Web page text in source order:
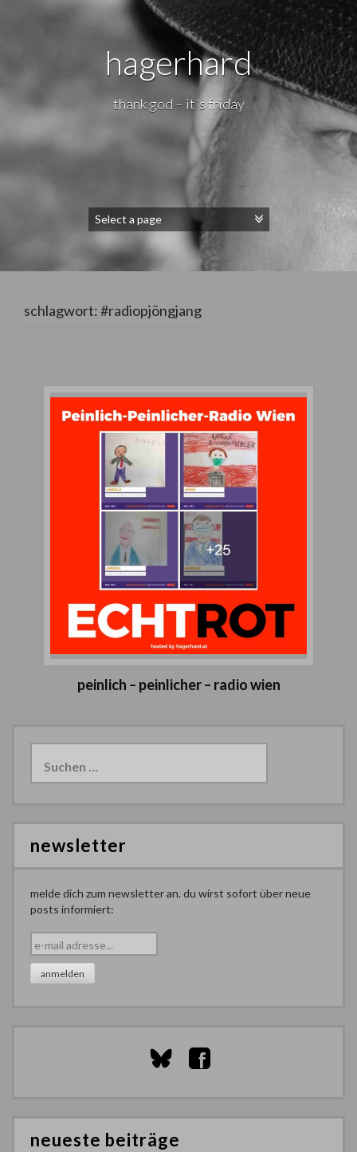
hagerhard
thank god – it´s friday
schlagwort:#radiopjöngjang
peinlich – peinlicher – radio wien
newsletter
melde dich zum newsletter an. du wirst sofort über neue
posts informiert:
neueste beiträge